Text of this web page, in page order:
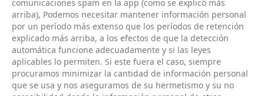
comunicaciones spam en la app (como se explicó más
arriba), Podemos necesitar mantener información personal
por un período más extenso que los períodos de retención
explicado más arriba, a los efectos de que la detección
automática funcione adecuadamente y si las leyes
aplicables lo permiten. Si este fuera el caso, siempre
procuramos minimizar la cantidad de información personal
que se usa y nos aseguramos de su hermetismo y su no